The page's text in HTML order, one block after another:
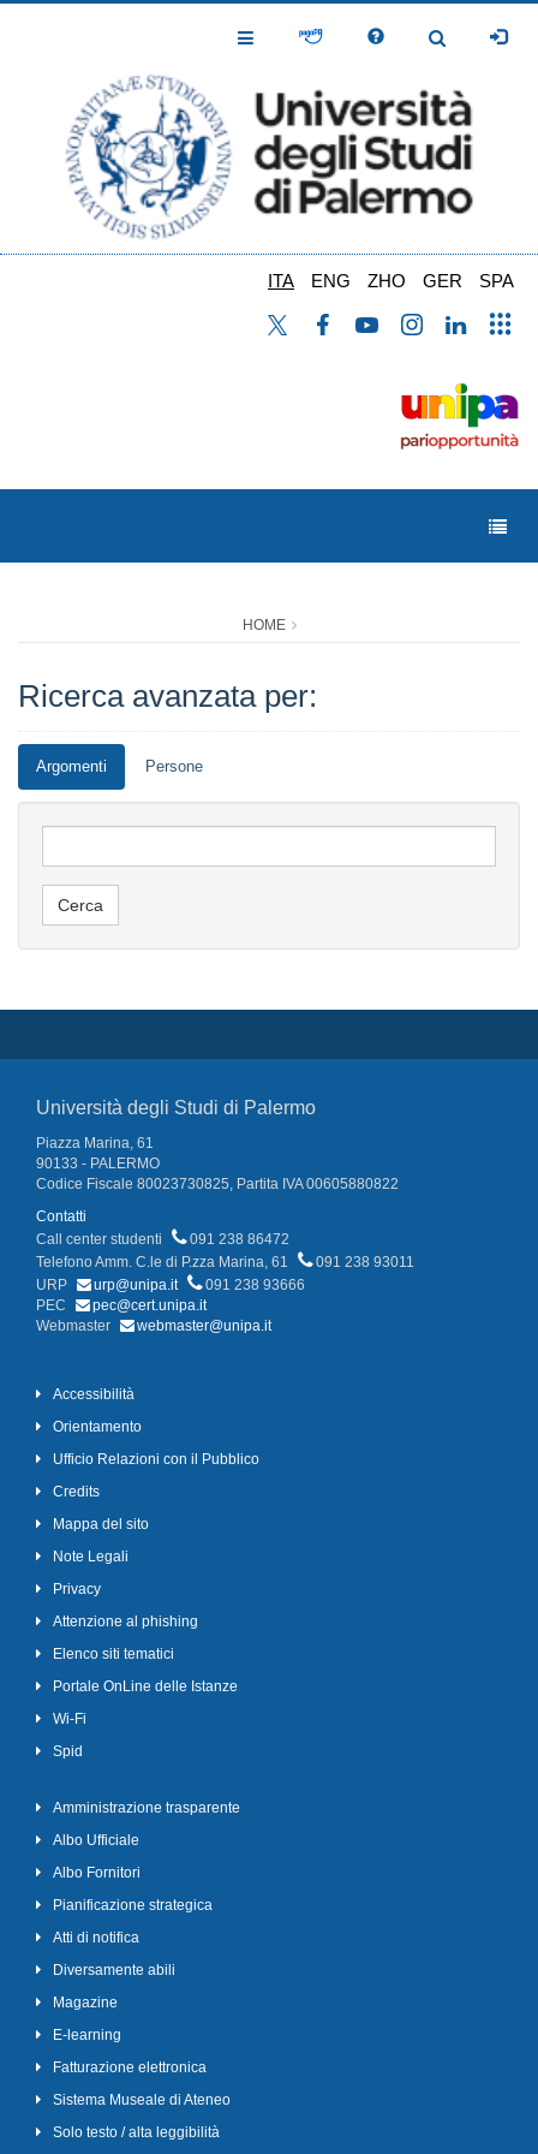
Toggle
Toggle
ITA ENG ZHO GER SPA
HOME
Ricerca avanzata per:
Argomenti Persone
Università degli Studi di Palermo
Piazza Marina, 61
90133 - PALERMO
Codice Fiscale 80023730825, Partita IVA 00605880822
Contatti
Call center studenti
091 238 86472
Telefono Amm. C.le di P.zza Marina, 61
091 238 93011
URP
urp@unipa.it
091 238 93666
PEC
pec@cert.unipa.it
Webmaster
webmaster@unipa.it
Accessibilità
Orientamento
Ufficio Relazioni con il Pubblico
Credits
Mappa del sito
Note Legali
Privacy
Attenzione al phishing
Elenco siti tematici
Portale OnLine delle Istanze
Wi-Fi
Spid
Amministrazione trasparente
Albo Ufficiale
Albo Fornitori
Pianificazione strategica
Atti di notifica
Diversamente abili
Magazine
E-learning
Fatturazione elettronica
Sistema Museale di Ateneo
Solo testo / alta leggibilità